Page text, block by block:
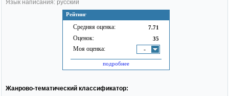
Рейтинг
Средняя оценка: 7.71
Оценок: 35
Моя оценка: -
подробнее
Язык написания: русский
Жанрово-тематический классификатор: